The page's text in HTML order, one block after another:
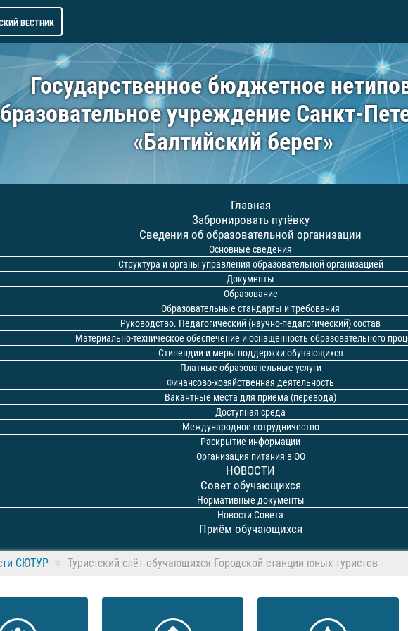
ВЕСТНИК
Государственное бюджетное
учреждение Санкт-
«Балтийский берег»
Главная
Забронировать путёвку
Сведения об образовательной организации
Основные сведения
Структура и органы управления образовательной организацией
Документы
Образование
Образовательные стандарты и требования
Руководство. Педагогический (научно-педагогический) состав
Материально-техническое обеспечение и оснащенность образовательного
Стипендии и меры поддержки обучающихся
Платные образовательные услуги
Финансово-хозяйственная деятельность
Вакантные места для приема (перевода)
Доступная среда
Международное сотрудничество
Раскрытие информации
Организация питания в ОО
НОВОСТИ
Совет обучающихся
Нормативные документы
Новости Совета
Приём обучающихся
СЮТУР Туристский слёт обучающихся Городской станции юных туристов